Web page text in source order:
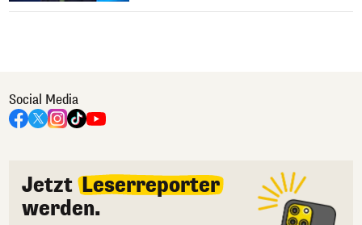
Social Media
Jetzt Leserreporter
werden.